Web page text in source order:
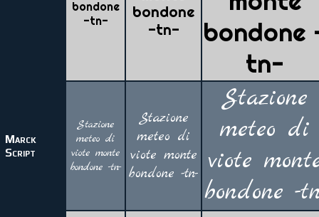
bondone
-tn-
bondone
-tn-
bondone
tn-
Marck
Script
Stazione
meteo di
viote monte
bondone -tn-
Stazione
meteo di
viote monte
bondone -tn-
Stazione
meteo di
viote
bondone -